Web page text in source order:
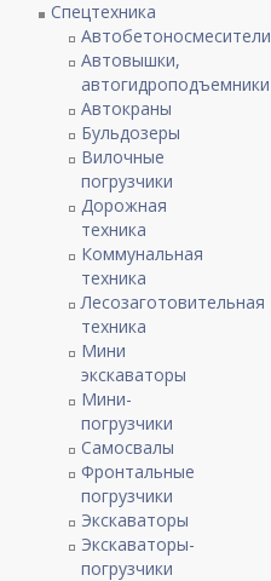
Спецтехника
Автобетоносмесители
Автовышки,
автогидроподъемники
Автокраны
Бульдозеры
Вилочные
погрузчики
Дорожная
техника
Коммунальная
техника
Лесозаготовительная
техника
Мини
экскаваторы
Мини-
погрузчики
Самосвалы
Фронтальные
погрузчики
Экскаваторы
Экскаваторы-
погрузчики